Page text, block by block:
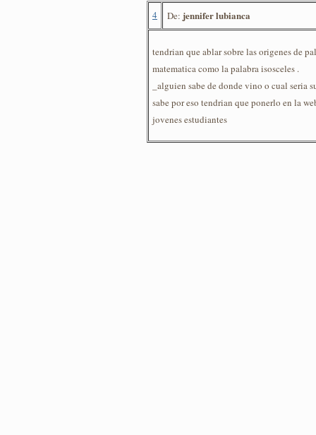
4 De: jennifer lubianca
tendrian que ablar sobre las origenes de
matematica como la palabra isosceles .
_alguien sabe de donde vino o cual seria
sabe por eso tendrian que ponerlo en la
jovenes estudiantes